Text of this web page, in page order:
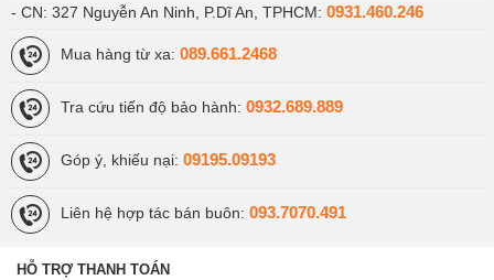
- CN: 327 Nguyễn An Ninh, P.Dĩ An, TPHCM: 0931.460.246
Mua hàng từ xa: 089.661.2468
Tra cứu tiến độ bảo hành: 0932.689.889
Góp ý, khiếu nại: 09195.09193
Liên hệ hợp tác bán buôn: 093.7070.491
HỖ TRỢ THANH TOÁN